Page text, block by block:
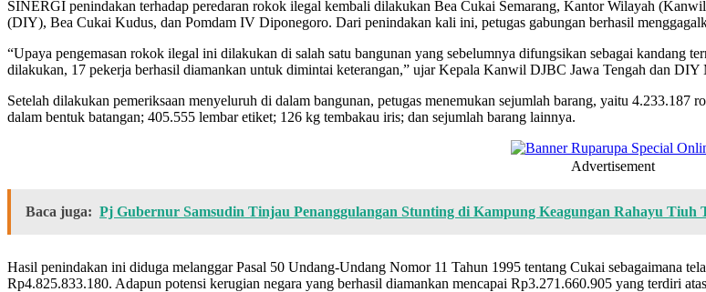
SINERGI penindakan terhadap peredaran rokok ilegal kembali dilakukan Bea Cukai Semarang, Kantor Wilayah
(DIY), Bea Cukai Kudus, dan Pomdam IV Diponegoro. Dari penindakan kali ini, petugas gabungan berhasil
“Upaya pengemasan rokok ilegal ini dilakukan di salah satu bangunan yang sebelumnya difungsikan sebagai kandang
dilakukan, 17 pekerja berhasil diamankan untuk dimintai keterangan,” ujar Kepala Kanwil DJBC Jawa Tengah dan
Setelah dilakukan pemeriksaan menyeluruh di dalam bangunan, petugas menemukan sejumlah barang, yaitu 4.233.187
dalam bentuk batangan; 405.555 lembar etiket; 126 kg tembakau iris; dan sejumlah barang lainnya.
Advertisement
Baca juga: Pj Gubernur Samsudin Tinjau Penanggulangan Stunting di Kampung Keagungan Rahayu Tiuh
Hasil penindakan ini diduga melanggar Pasal 50 Undang-Undang Nomor 11 Tahun 1995 tentang Cukai sebagaimana
Rp4.825.833.180. Adapun potensi kerugian negara yang berhasil diamankan mencapai Rp3.271.660.905 yang terdiri